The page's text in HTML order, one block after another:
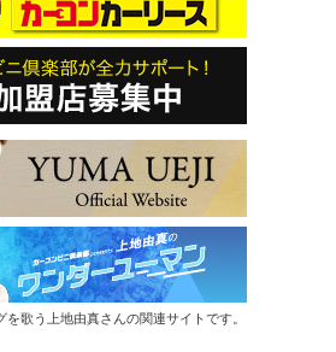
を歌う上地由真さんの関連サイトです。